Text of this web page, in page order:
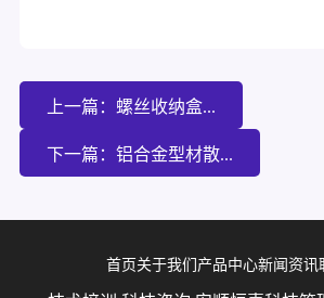
上一篇：螺丝收纳盒...
下一篇：铝合金型材散...
首页 关于我们 产品中心新闻资讯